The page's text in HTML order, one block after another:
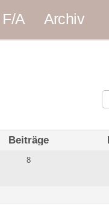
F/A Archiv
Beiträge
8